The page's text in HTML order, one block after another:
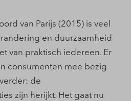
van Parijs (2015) is veel
en duurzaamheid
van praktisch iedereen. Er
consumenten mee bezig
de
zijn herijkt. Het gaat nu